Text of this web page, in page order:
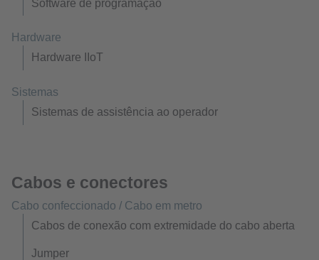
Software de programação
Hardware
Hardware IIoT
Sistemas
Sistemas de assistência ao operador
Cabos e conectores
Cabo confeccionado / Cabo em metro
Cabos de conexão com extremidade do cabo aberta
Jumper